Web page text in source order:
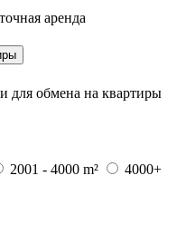
аренда
для обмена на квартиры
2001 - 4000 m²
4000+